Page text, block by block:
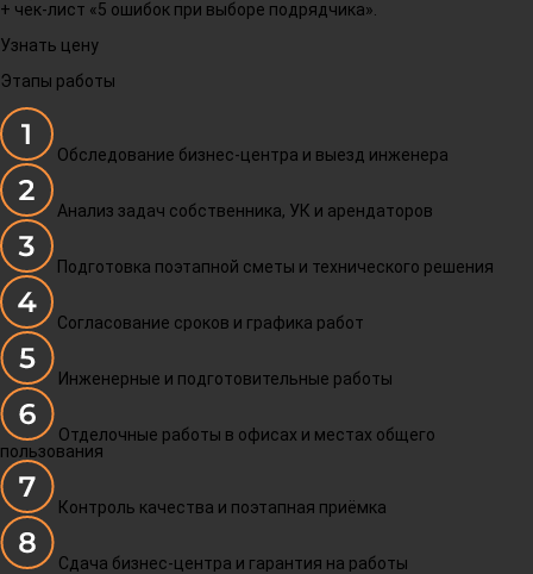
+ чек-лист «5 ошибок при выборе подрядчика».
Узнать цену
Этапы работы
Обследование бизнес-центра и выезд инженера
Анализ задач собственника, УК и арендаторов
Подготовка поэтапной сметы и технического решения
Согласование сроков и графика работ
Инженерные и подготовительные работы
Отделочные работы в офисах и местах общего
пользования
Контроль качества и поэтапная приёмка
Сдача бизнес-центра и гарантия на работы